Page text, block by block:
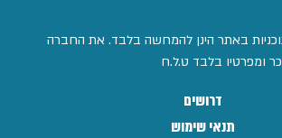
באתר הינן להמחשה בלבד. את החברה
ומפרטיו בלבד ט.ל.ח
דרושים
תנאי שימוש